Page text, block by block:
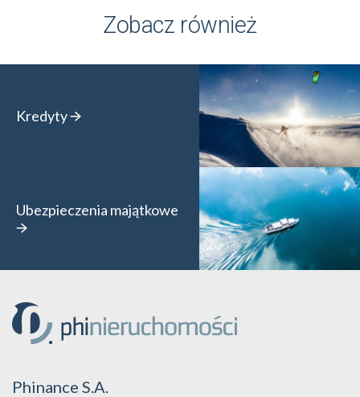
Zobacz również
Kredyty
Ubezpieczenia majątkowe
Phinance S.A.